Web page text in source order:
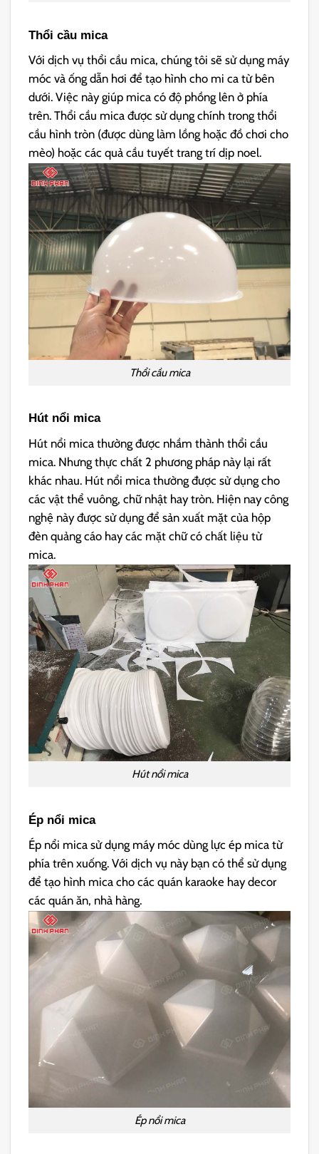
Thổi cầu mica
Với dịch vụ thổi cầu mica, chúng tôi sẽ sử dụng máy
móc và ống dẫn hơi để tạo hình cho mi ca từ bên
dưới. Việc này giúp mica có độ phồng lên ở phía
trên. Thổi cầu mica được sử dụng chính trong thổi
cầu hình tròn (được dùng làm lồng hoặc đồ chơi cho
mèo) hoặc các quả cầu tuyết trang trí dịp noel.
Thổi cầu mica
Hút nổi mica
Hút nổi mica thường được nhầm thành thổi cầu
mica. Nhưng thực chất 2 phương pháp này lại rất
khác nhau. Hút nổi mica thường được sử dụng cho
các vật thể vuông, chữ nhật hay tròn. Hiện nay công
nghệ này được sử dụng để sản xuất mặt của hộp
đèn quảng cáo hay các mặt chữ có chất liệu từ
mica.
Hút nổi mica
Ép nổi mica
Ép nổi mica sử dụng máy móc dùng lực ép mica từ
phía trên xuống. Với dịch vụ này bạn có thể sử dụng
để tạo hình mica cho các quán karaoke hay decor
các quán ăn, nhà hàng.
Ép nổi mica